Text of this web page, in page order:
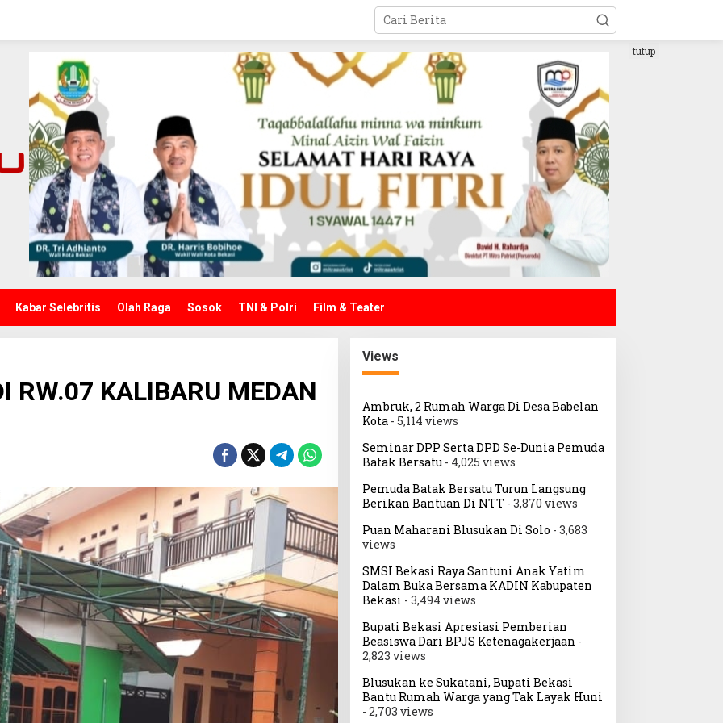
Kabar Selebritis Olah Raga Sosok TNI & Polri Film & Teater
tutup
RW.07 KALIBARU MEDAN
Views
Ambruk, 2 Rumah Warga Di Desa Babelan
Kota- 5,114 views
Seminar DPP Serta DPD Se-Dunia Pemuda
Batak Bersatu- 4,025 views
Pemuda Batak Bersatu Turun Langsung
Berikan Bantuan Di NTT - 3,870 views
Puan Maharani Blusukan Di Solo - 3,683
views
SMSI Bekasi Raya Santuni Anak Yatim
Dalam Buka Bersama KADIN Kabupaten
Bekasi - 3,494 views
Bupati Bekasi Apresiasi Pemberian
Beasiswa Dari BPJS Ketenagakerjaan -
2,823 views
Blusukan ke Sukatani, Bupati Bekasi
Bantu Rumah Warga yang Tak Layak Huni
- 2,703 views